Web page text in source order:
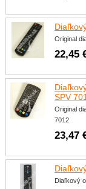
Original
22,45
SPV
Original
7012
23,47
Diaľkový